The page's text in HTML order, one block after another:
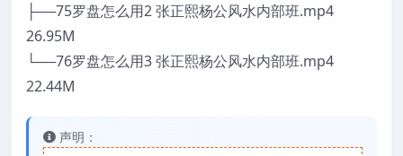
├──75罗盘怎么用2 张正熙杨公风水内部班.mp4
26.95M
└──76罗盘怎么用3 张正熙杨公风水内部班.mp4
22.44M
声明：